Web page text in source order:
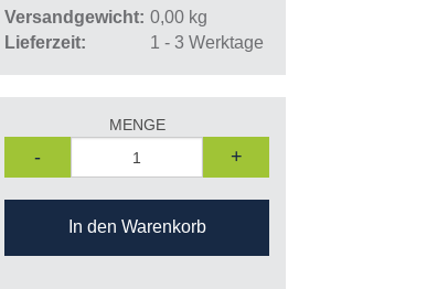
Versandgewicht 0,00 kg
Lieferzeit
1 - 3 Werktage
MENGE
- +
In den Warenkorb